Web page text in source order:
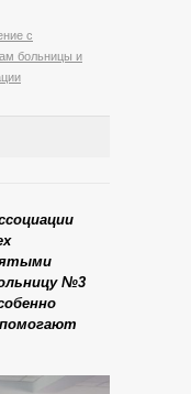
с
больницы и
№3